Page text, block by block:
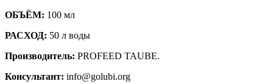
ОБЪЁМ: 100 мл
РАСХОД: 50 л воды
Производитель: PROFEED TAUBE.
Консультант: info@golubi.org